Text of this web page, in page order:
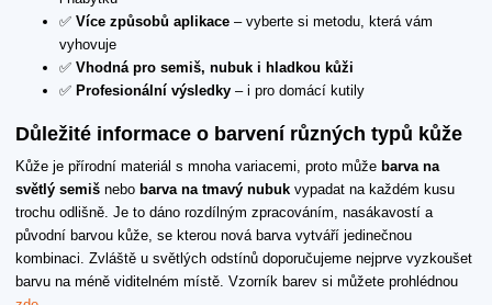
✅ Více způsobů aplikace – vyberte si metodu, která vám
vyhovuje
✅ Vhodná pro semiš, nubuk i hladkou kůži
✅ Profesionální výsledky – i pro domácí kutily
Důležité informace o barvení různých typů kůže
Kůže je přírodní materiál s mnoha variacemi, proto může barva na
světlý semiš nebo barva na tmavý nubuk vypadat na každém kusu
trochu odlišně. Je to dáno rozdílným zpracováním, nasákavostí a
původní barvou kůže, se kterou nová barva vytváří jedinečnou
kombinaci. Zvláště u světlých odstínů doporučujeme nejprve vyzkoušet
barvu na méně viditelném místě. Vzorník barev si můžete prohlédnou